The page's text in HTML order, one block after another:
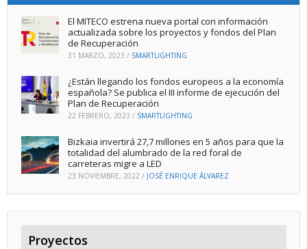
El MITECO estrena nueva portal con información
actualizada sobre los proyectos y fondos del Plan
de Recuperación
31 MARZO, 2023 / SMARTLIGHTING
¿Están llegando los fondos europeos a la economía
española? Se publica el III informe de ejecución del
Plan de Recuperación
22 FEBRERO, 2023 / SMARTLIGHTING
Bizkaia invertirá 27,7 millones en 5 años para que la
totalidad del alumbrado de la red foral de
carreteras migre a LED
23 NOVIEMBRE, 2022 / JOSÉ ENRIQUE ÁLVAREZ
Proyectos